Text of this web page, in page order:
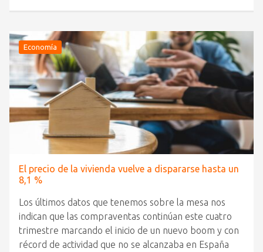
Economía
El precio de la vivienda vuelve a dispararse hasta un
8,1 %
Los últimos datos que tenemos sobre la mesa nos
indican que las compraventas continúan este cuatro
trimestre marcando el inicio de un nuevo boom y con
récord de actividad que no se alcanzaba en España